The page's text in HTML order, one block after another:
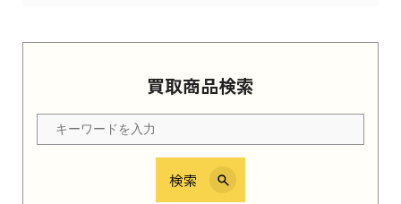
買取商品検索
検索
Apple Watch Series 11 2025 新品買取価格はこ
ちら
iPhone 16e シリーズ 2025